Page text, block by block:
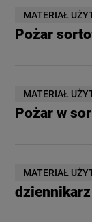
MATERIAŁ
Pożar
MATERIAŁ
Pożar w
MATERIAŁ
dziennikarz